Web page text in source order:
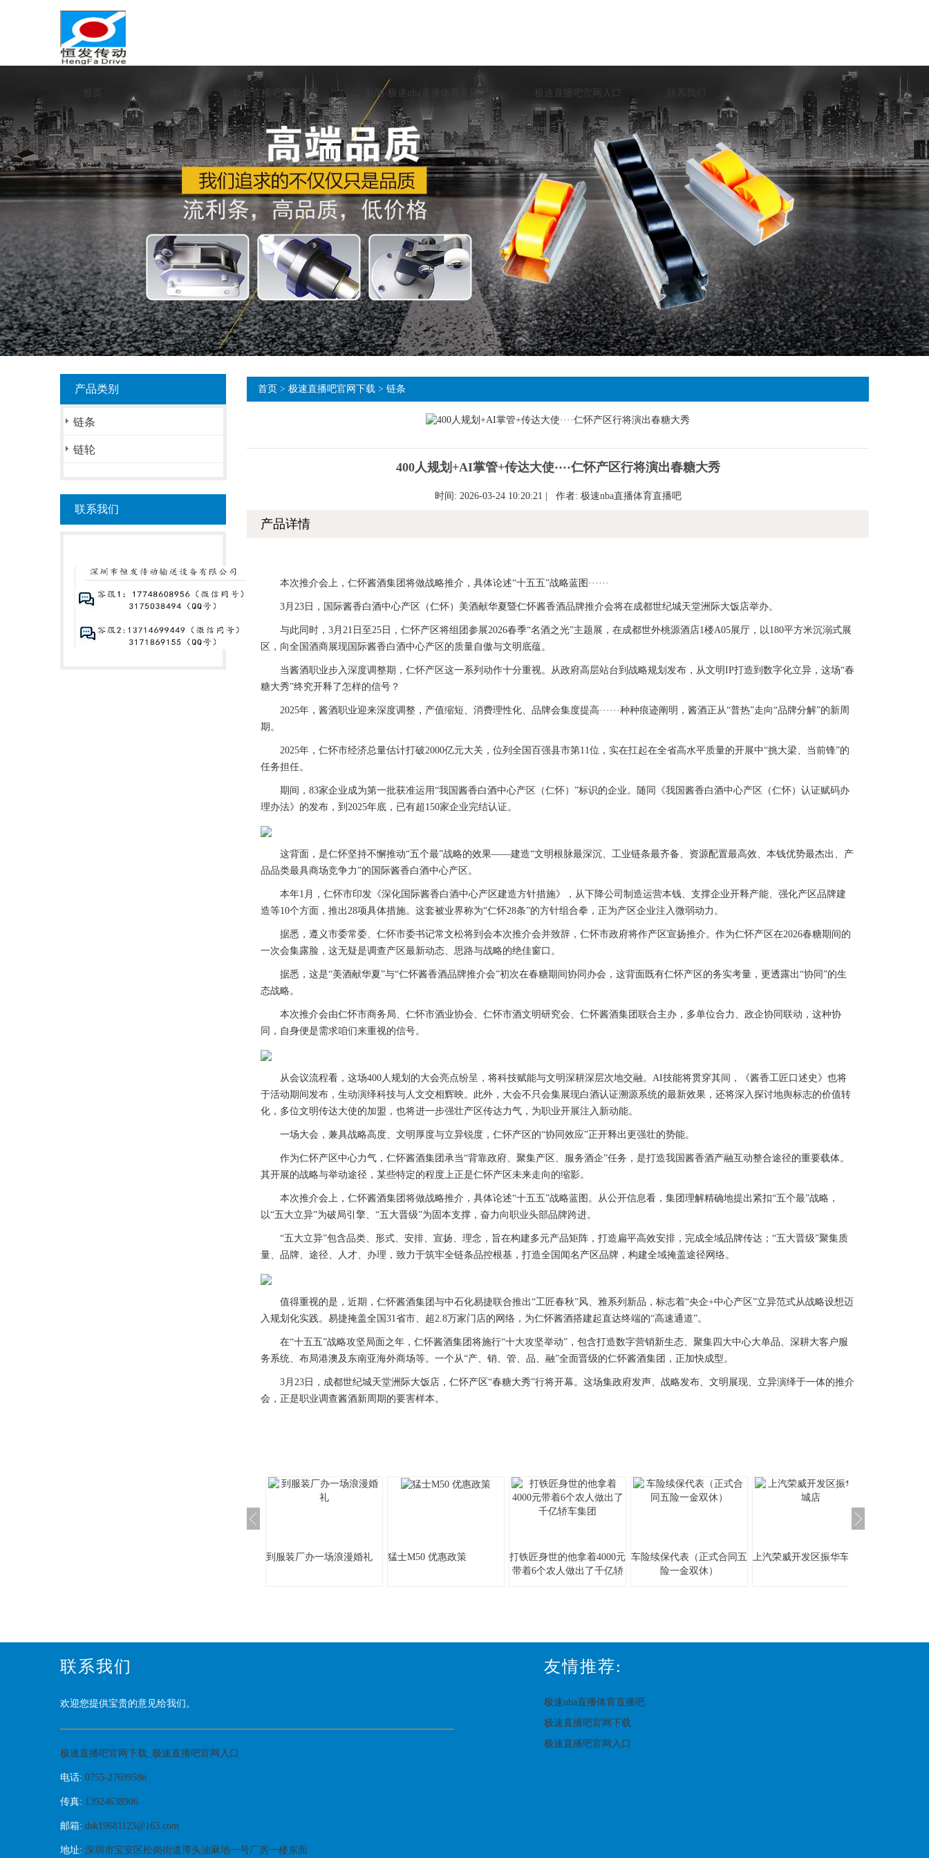
极速直播吧官网下载 新闻-极速nba直播体育直播吧 极速直播吧官网入口 网站地图
产品类别
链条
链轮
联系我们
首页 > 极速直播吧官网下载 > 链条
400人规划+AI掌管+传达大使····仁怀产区行将演出春糖大秀
时间: 2026-03-24 10:20:21 | 作者: 极速nba直播体育直播吧
产品详情
本次推介会上，仁怀酱酒集团将做战略推介，具体论述“十五五”战略蓝图······
3月23日，国际酱香白酒中心产区（仁怀）美酒献华夏暨仁怀酱香酒品牌推介会将在成都世纪城天堂洲际大饭店举办。
与此同时，3月21日至25日，仁怀产区将组团参展2026春季“名酒之光”主题展，在成都世外桃源酒店1楼A05展厅，以180平方米沉溺式展
区，向全国酒商展现国际酱香白酒中心产区的质量自傲与文明底蕴。
当酱酒职业步入深度调整期，仁怀产区这一系列动作十分重视。从政府高层站台到战略规划发布，从文明IP打造到数字化立异，这场“春
糖大秀”终究开释了怎样的信号？
2025年，酱酒职业迎来深度调整，产值缩短、消费理性化、品牌会集度提高······种种痕迹阐明，酱酒正从“普热”走向“品牌分解”的新周
期。
2025年，仁怀市经济总量估计打破2000亿元大关，位列全国百强县市第11位，实在扛起在全省高水平质量的开展中“挑大梁、当前锋”的
任务担任。
期间，83家企业成为第一批获准运用“我国酱香白酒中心产区（仁怀）”标识的企业。随同《我国酱香白酒中心产区（仁怀）认证赋码办
理办法》的发布，到2025年底，已有超150家企业完结认证。
这背面，是仁怀坚持不懈推动“五个最”战略的效果——建造“文明根脉最深沉、工业链条最齐备、资源配置最高效、本钱优势最杰出、产
品品类最具商场竞争力”的国际酱香白酒中心产区。
本年1月，仁怀市印发《深化国际酱香白酒中心产区建造方针措施》，从下降公司制造运营本钱、支撑企业开释产能、强化产区品牌建
造等10个方面，推出28项具体措施。这套被业界称为“仁怀28条”的方针组合拳，正为产区企业注入微弱动力。
据悉，遵义市委常委、仁怀市委书记常文松将到会本次推介会并致辞，仁怀市政府将作产区宣扬推介。作为仁怀产区在2026春糖期间的
一次会集露脸，这无疑是调查产区最新动态、思路与战略的绝佳窗口。
据悉，这是“美酒献华夏”与“仁怀酱香酒品牌推介会”初次在春糖期间协同办会，这背面既有仁怀产区的务实考量，更透露出“协同”的生
态战略。
本次推介会由仁怀市商务局、仁怀市酒业协会、仁怀市酒文明研究会、仁怀酱酒集团联合主办，多单位合力、政企协同联动，这种协
同，自身便是需求咱们来重视的信号。
从会议流程看，这场400人规划的大会亮点纷呈，将科技赋能与文明深耕深层次地交融。AI技能将贯穿其间，《酱香工匠口述史》也将
于活动期间发布，生动演绎科技与人文交相辉映。此外，大会不只会集展现白酒认证溯源系统的最新效果，还将深入探讨地舆标志的价值转
化，多位文明传达大使的加盟，也将进一步强壮产区传达力气，为职业开展注入新动能。
一场大会，兼具战略高度、文明厚度与立异锐度，仁怀产区的“协同效应”正开释出更强壮的势能。
作为仁怀产区中心力气，仁怀酱酒集团承当“背靠政府、聚集产区、服务酒企”任务，是打造我国酱香酒产融互动整合途径的重要载体。
其开展的战略与举动途径，某些特定的程度上正是仁怀产区未来走向的缩影。
本次推介会上，仁怀酱酒集团将做战略推介，具体论述“十五五”战略蓝图。从公开信息看，集团理解精确地提出紧扣“五个最”战略，
以“五大立异”为破局引擎、“五大晋级”为固本支撑，奋力向职业头部品牌跨进。
“五大立异”包含品类、形式、安排、宣扬、理念，旨在构建多元产品矩阵，打造扁平高效安排，完成全域品牌传达；“五大晋级”聚集质
量、品牌、途径、人才、办理，致力于筑牢全链条品控根基，打造全国闻名产区品牌，构建全域掩盖途径网络。
值得重视的是，近期，仁怀酱酒集团与中石化易捷联合推出“工匠春秋”风、雅系列新品，标志着“央企+中心产区”立异范式从战略设想迈
入规划化实践。易捷掩盖全国31省市、超2.8万家门店的网络，为仁怀酱酒搭建起直达终端的“高速通道”。
在“十五五”战略攻坚局面之年，仁怀酱酒集团将施行“十大攻坚举动”，包含打造数字营销新生态、聚集四大中心大单品、深耕大客户服
务系统、布局港澳及东南亚海外商场等。一个从“产、销、管、品、融”全面晋级的仁怀酱酒集团，正加快成型。
3月23日，成都世纪城天堂洲际大饭店，仁怀产区“春糖大秀”行将开幕。这场集政府发声、战略发布、文明展现、立异演绎于一体的推介
会，正是职业调查酱酒新周期的要害样本。
到服装厂办一场浪漫婚礼 猛士M50 优惠政策
打铁匠身世的他拿着4000元
带着6个农人做出了千亿轿
车险续保代表（正式合同五
险一金双休）
上汽荣威开发区振华车城店
联系我们
欢迎您提供宝贵的意见给我们。
极速直播吧官网下载_极速直播吧官网入口
电话: 0755-27699586
传真: 13924638906
邮箱: dsk19681123@163.com
地址: 深圳市宝安区松岗街道潭头油麻地一号厂房一楼东面
友情推荐:
极速nba直播体育直播吧
极速直播吧官网下载
极速直播吧官网入口